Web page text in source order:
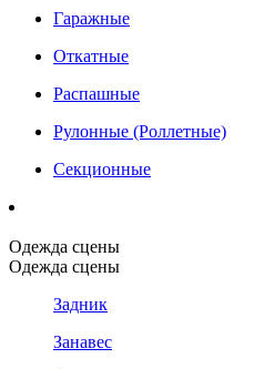
Гаражные
Откатные
Распашные
Рулонные (Роллетные)
Секционные
Одежда сцены
Одежда сцены
Задник
Занавес